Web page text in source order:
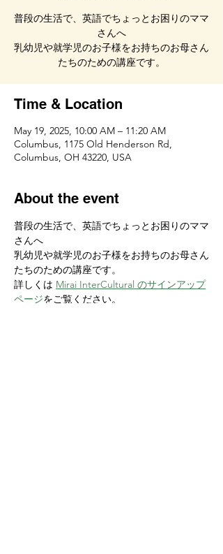
普段の生活で、英語でちょっとお困りのママ
さんへ
乳幼児や就学児のお子様をお持ちのお母さん
たちのための講座です。
Time & Location
May 19, 2025, 10:00 AM – 11:20 AM
Columbus, 1175 Old Henderson Rd,
Columbus, OH 43220, USA
About the event
普段の生活で、英語でちょっとお困りのママ
さんへ
乳幼児や就学児のお子様をお持ちのお母さん
たちのための講座です。
詳しくは Mirai InterCultural のサインアップ
ページをご覧ください。